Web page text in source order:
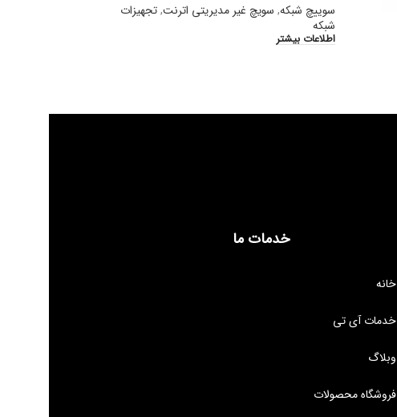
سوییچ شبکه, سویچ غیر مدیریتی اترنت, تجهیزات
شبکه
اطلاعات بیشتر
خدمات ما
خانه
خدمات آی تی
وبلاگ
فروشگاه محصولات